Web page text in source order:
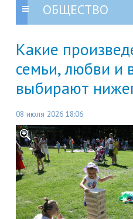
ОБЩЕСТВО
Какие
семьи, любви и
выбирают
08 июля 2026 18:06